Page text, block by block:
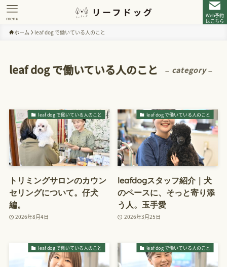
Web予約
はこちら
menu
ホーム leaf dog で働いている人のこと
leaf dog で働いている人のこと – category –
leaf dog で働いている人のこと
トリミングサロンのカウン
セリングについて。仔犬
編。
2026年8月4日
leaf dog で働いている人のこと
leafdogスタッフ紹介｜犬
のペースに、そっと寄り添
う人。玉手愛
2026年3月25日
leaf dog で働いている人のこと leaf dog で働いている人のこと